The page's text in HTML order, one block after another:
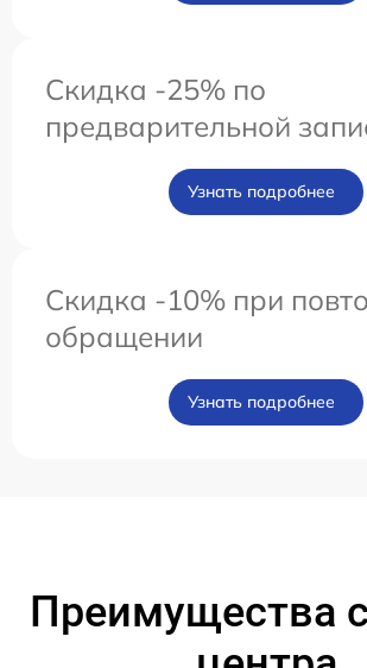
Скидка -25% по
предварительной
Узнать подробнее
Скидка -10% при
обращении
Узнать подробнее
Преимущества